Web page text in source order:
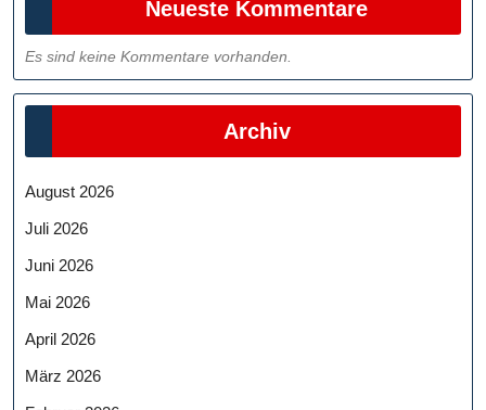
Neueste Kommentare
Es sind keine Kommentare vorhanden.
Archiv
August 2026
Juli 2026
Juni 2026
Mai 2026
April 2026
März 2026